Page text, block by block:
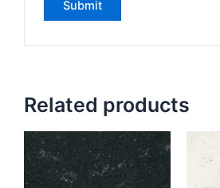
Related products